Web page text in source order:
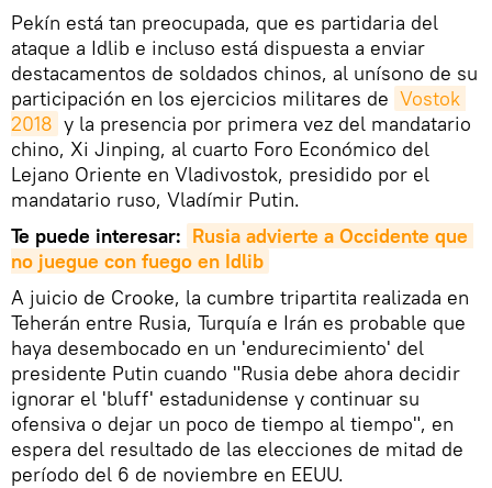
Pekín está tan preocupada, que es partidaria del
ataque a Idlib e incluso está dispuesta a enviar
destacamentos de soldados chinos, al unísono de su
participación en los ejercicios militares de Vostok
2018 y la presencia por primera vez del mandatario
chino, Xi Jinping, al cuarto Foro Económico del
Lejano Oriente en Vladivostok, presidido por el
mandatario ruso, Vladímir Putin.
Te puede interesar: Rusia advierte a Occidente que
no juegue con fuego en Idlib
A juicio de Crooke, la cumbre tripartita realizada en
Teherán entre Rusia, Turquía e Irán es probable que
haya desembocado en un 'endurecimiento' del
presidente Putin cuando "Rusia debe ahora decidir
ignorar el 'bluff' estadunidense y continuar su
ofensiva o dejar un poco de tiempo al tiempo", en
espera del resultado de las elecciones de mitad de
período del 6 de noviembre en EEUU.